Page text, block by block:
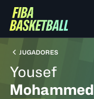
JUGADORES
Yousef
Mohammed